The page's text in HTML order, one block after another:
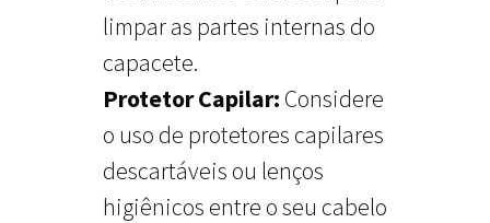
limpar as partes internas do
capacete.
Protetor Capilar: Considere
o uso de protetores capilares
descartáveis ou lenços
higiênicos entre o seu cabelo